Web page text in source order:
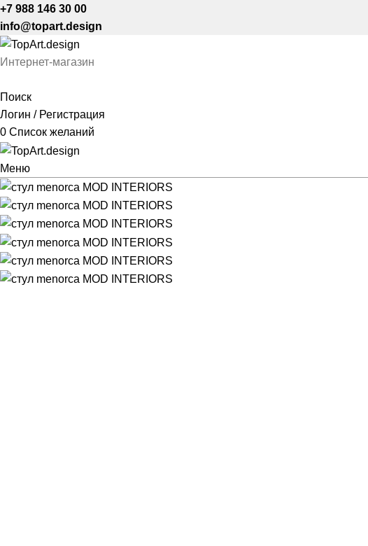
+7 988 146 30 00
info@topart.design
Интернет-магазин
Поиск
Логин / Регистрация
0 Список желаний
Меню